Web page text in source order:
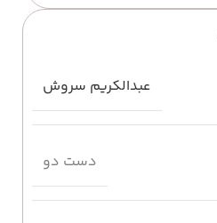
عبدالکریم سروش
دست دو